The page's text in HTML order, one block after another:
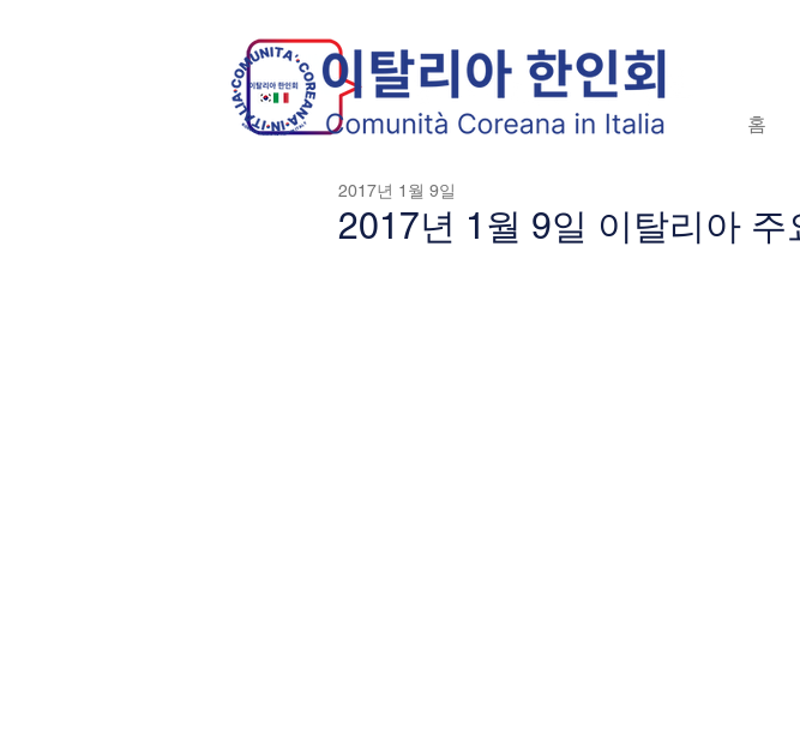
홈
홈
2017년 1월 9일 이탈리아 주
2017년 1월 9일